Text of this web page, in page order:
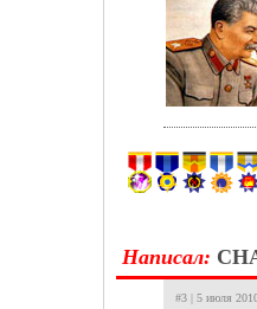
Hаписал:
#3 | 5 июля